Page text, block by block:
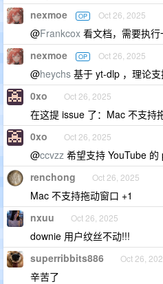
nexmoe OP Oct 26, 2025
@Frankcox 看文档，需要执
nexmoe OP Oct 26, 2025
@heychs 基于 yt-dlp ，理论
0xo Oct 26, 2025
在这提 issue 了：Mac 不支持
0xo Oct 26, 2025
@ccvzz 希望支持 YouTube 的
renchong Oct 26, 2025
Mac 不支持拖动窗口 +1
nxuu Oct 26, 2025
downie 用户纹丝不动!!!
superribbits886 Oct 26,
辛苦了